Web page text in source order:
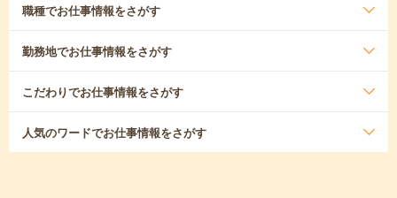
職種でお仕事情報をさがす
勤務地でお仕事情報をさがす
こだわりでお仕事情報をさがす
人気のワードでお仕事情報をさがす